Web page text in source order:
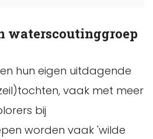
waterscoutinggroep
hun eigen uitdagende
vaak met meer
bij
worden vaak 'wilde